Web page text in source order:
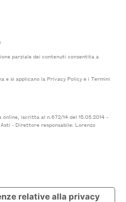
parziale dei contenuti consentita a
e si applicano la Privacy Policye i Termini
iscritta al n.672/14 del 15.05.2014 -
- Direttore responsabile: Lorenzo
relative alla privacy